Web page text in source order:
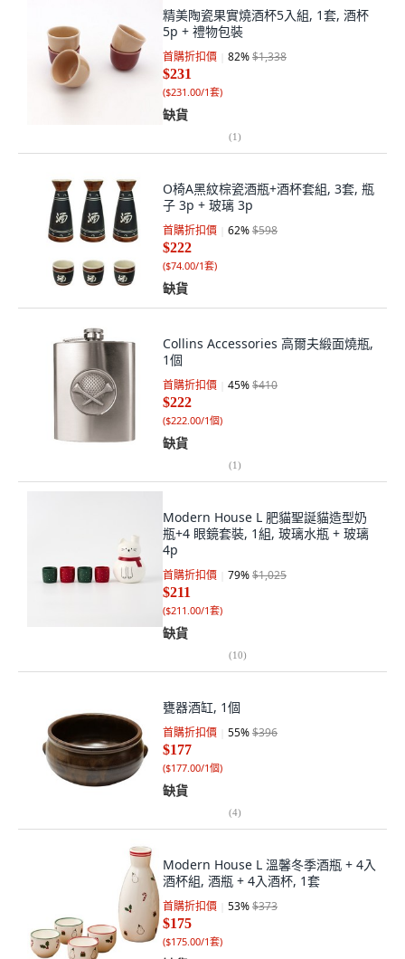
精美陶瓷果實燒酒杯5入組, 1套, 酒杯
5p + 禮物包裝
首購折扣價 82%$1,338
$231
($231.00/1套)
缺貨
(1)
O椅A黑紋棕瓷酒瓶+酒杯套組, 3套, 瓶
子 3p + 玻璃 3p
首購折扣價 62%$598
$222
($74.00/1套)
缺貨
Collins Accessories 高爾夫緞面燒瓶,
1個
首購折扣價 45%$410
$222
($222.00/1個)
缺貨
(1)
Modern House L 肥貓聖誕貓造型奶
瓶+4 眼鏡套裝, 1組, 玻璃水瓶 + 玻璃
4p
首購折扣價 79%$1,025
$211
($211.00/1套)
缺貨
(10)
甕器酒缸, 1個
首購折扣價 55%$396
$177
($177.00/1個)
缺貨
(4)
Modern House L 溫馨冬季酒瓶 + 4入
酒杯組, 酒瓶 + 4入酒杯, 1套
首購折扣價 53%$373
$175
($175.00/1套)